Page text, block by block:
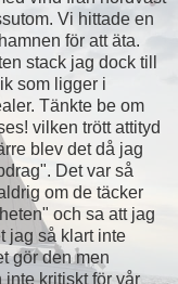
Vi hittade en
för att äta.
stack jag dock till
som ligger i
Tänkte be om
vilken trött attityd
blev det då jag
Det var så
om de täcker
och sa att jag
jag så klart inte
gör den men
kritiskt för vår